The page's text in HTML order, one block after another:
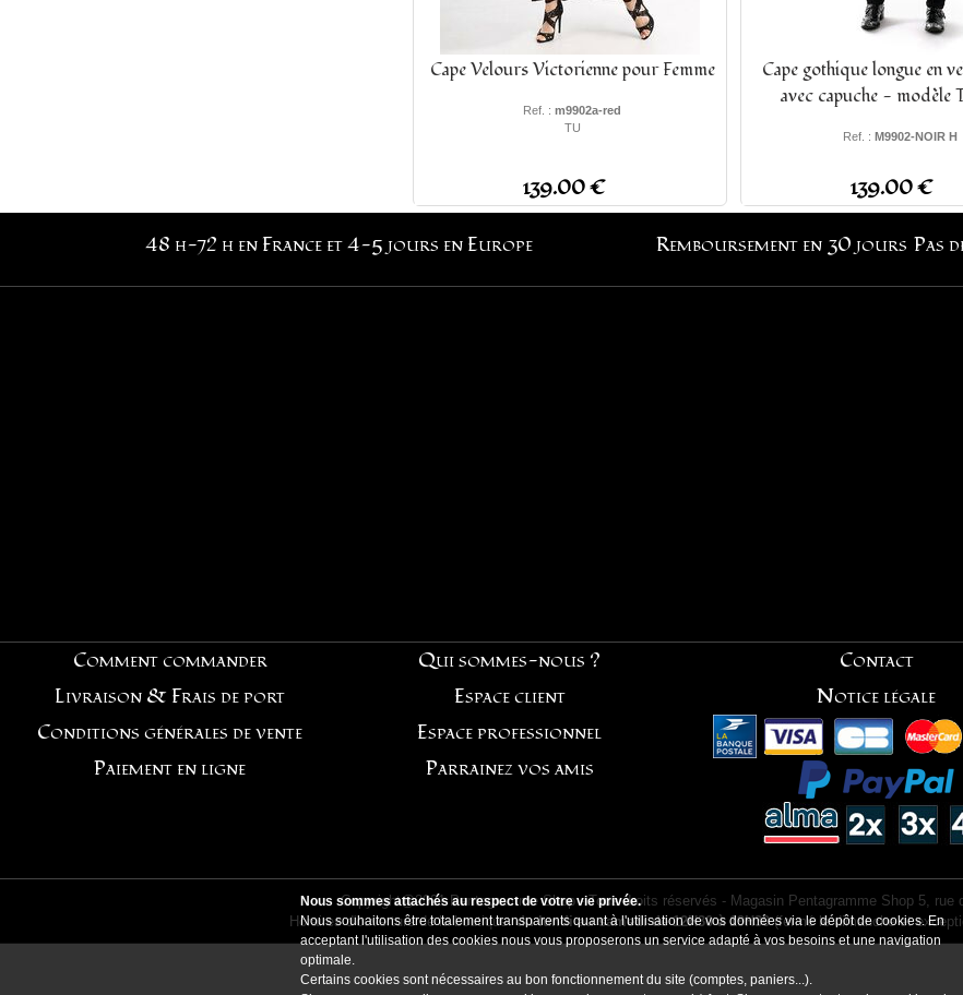
Cape Velours Victorienne pour Femme
Ref. : m9902a-red
TU
139.00 €
Cape gothique longue en
avec capuche - modèle
Ref. : M9902-NOIR H
139.00 €
48 h-72 h en France et 4-5 jours en Europe Remboursement en 30 jours Pas
Comment commander
Livraison & Frais de port
Conditions générales de vente
Paiement en ligne
Qui sommes-nous ?
Espace client
Espace professionnel
Parrainez vos amis
Contact
Notice légale
Copyright@2021 Pentagramme Shop - Tous droits réservés - Magasin Pentagramme Shop 5, rue
Horaires d'ouverture de la boutique:du lundi au samedi de 12H30 à 19H30(fermé le dimanche et
Nous sommes attachés au respect de votre vie privée.
Nous souhaitons être totalement transparents quant à l'utilisation de vos données via le dépôt de cookies. En
acceptant l'utilisation des cookies nous vous proposerons un service adapté à vos besoins et une navigation
optimale.
Certains cookies sont nécessaires au bon fonctionnement du site (comptes, paniers...).